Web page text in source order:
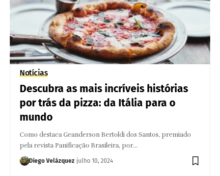
Notícias
Descubra as mais incríveis histórias
por trás da pizza: da Itália para o
mundo
Como destaca Geanderson Bertoldi dos Santos, premiado
pela revista Panificação Brasileira, por…
Diego Velázquez julho 10, 2024